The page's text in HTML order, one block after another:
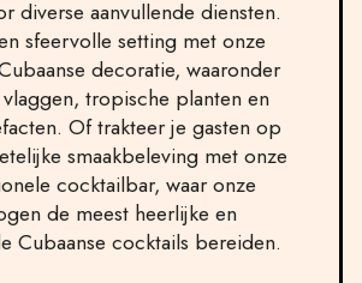
diverse aanvullende diensten.
sfeervolle setting met onze
decoratie, waaronder
tropische planten en
Of trakteer je gasten op
smaakbeleving met onze
cocktailbar, waar onze
de meest heerlijke en
Cubaanse cocktails bereiden.